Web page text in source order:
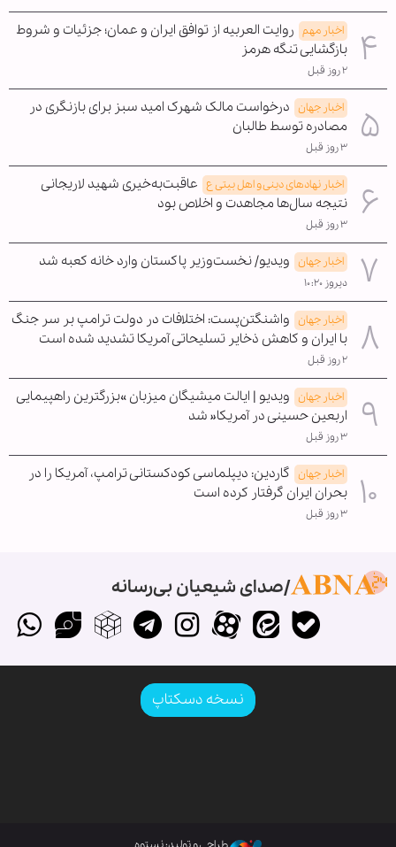
اخبار مهم روایت العربیه از توافق ایران و عمان؛ جزئیات و شروط
بازگشایی تنگه هرمز
۲ روز قبل
اخبار جهان درخواست مالک شهرک امید سبز برای بازنگری در
مصادره توسط طالبان
۳ روز قبل
اخبار نهادهای دینی و اهل بیتی ع عاقبت‌به‌خیری شهید لاریجانی
نتیجه سال‌ها مجاهدت و اخلاص بود
۳ روز قبل
اخبار جهان ویدیو/ نخست‌وزیر پاکستان وارد خانه کعبه شد
دیروز ۱۰:۲۰
اخبار جهان واشنگتن‌پست: اختلافات در دولت ترامپ بر سر جنگ
با ایران و کاهش ذخایر تسلیحاتی آمریکا تشدید شده است
۲ روز قبل
اخبار جهان ویدیو | ایالت میشیگان میزبان »بزرگترین راهپیمایی
اربعین حسینی در آمریکا« شد
۳ روز قبل
اخبار جهان گاردین: دیپلماسی کودکستانی ترامپ، آمریکا را در
بحران ایران گرفتار کرده است
۳ روز قبل
صدای شیعیان بی‌رسانه
نسخه دسکتاپ